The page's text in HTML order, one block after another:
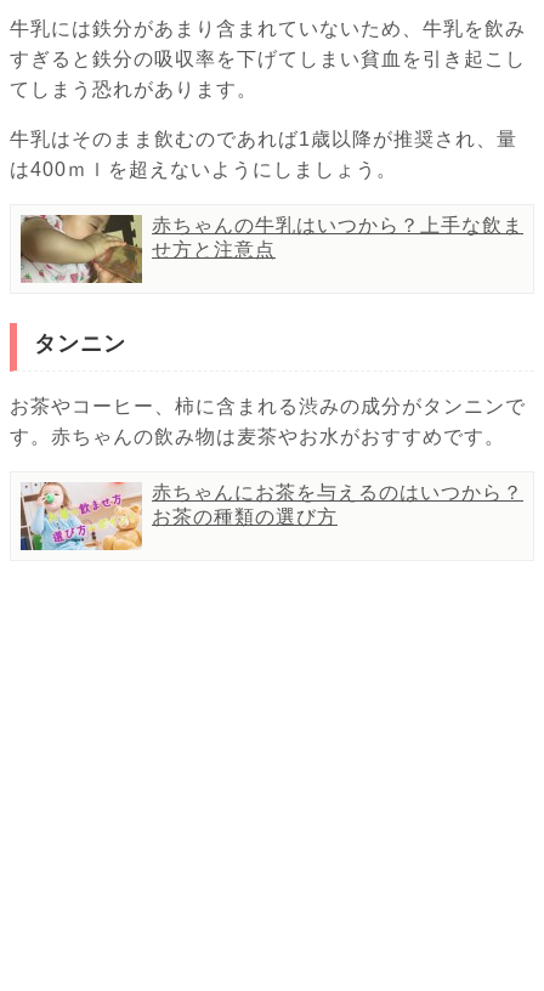
牛乳には鉄分があまり含まれていないため、牛乳を飲み
すぎると鉄分の吸収率を下げてしまい貧血を引き起こし
てしまう恐れがあります。
牛乳はそのまま飲むのであれば1歳以降が推奨され、量
は400ｍｌを超えないようにしましょう。
赤ちゃんの牛乳はいつから？上手な飲ま
せ方と注意点
タンニン
お茶やコーヒー、柿に含まれる渋みの成分がタンニンで
す。赤ちゃんの飲み物は麦茶やお水がおすすめです。
赤ちゃんにお茶を与えるのはいつから？
お茶の種類の選び方